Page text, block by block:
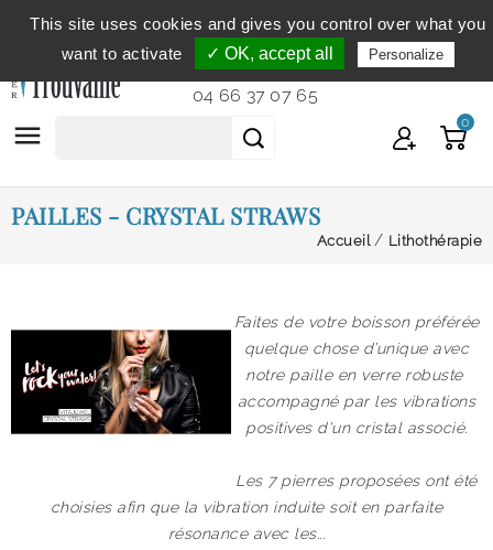
Service clientèle
du lundi au vendredi de 9h à 12h et
de 14h à 18h...
04 66 37 07 65
 0
PAILLES - CRYSTAL STRAWS
Accueil Lithothérapie
Faites de votre boisson préférée
quelque chose d’unique avec
notre paille en verrerobuste
accompagné par les vibrations
positives d'un cristal associé.
Les 7 pierres proposées ont été
choisies afin que la vibration induite soit en parfaite
résonance avec les...
This site uses cookies and gives you control over what you
want to activate
✓ OK, accept all Personalize